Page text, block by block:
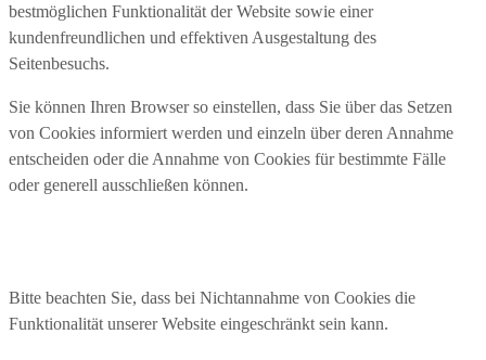
bestmöglichen Funktionalität der Website sowie einer
kundenfreundlichen und effektiven Ausgestaltung des
Seitenbesuchs.
Sie können Ihren Browser so einstellen, dass Sie über das Setzen
von Cookies informiert werden und einzeln über deren Annahme
entscheiden oder die Annahme von Cookies für bestimmte Fälle
oder generell ausschließen können.
Bitte beachten Sie, dass bei Nichtannahme von Cookies die
Funktionalität unserer Website eingeschränkt sein kann.